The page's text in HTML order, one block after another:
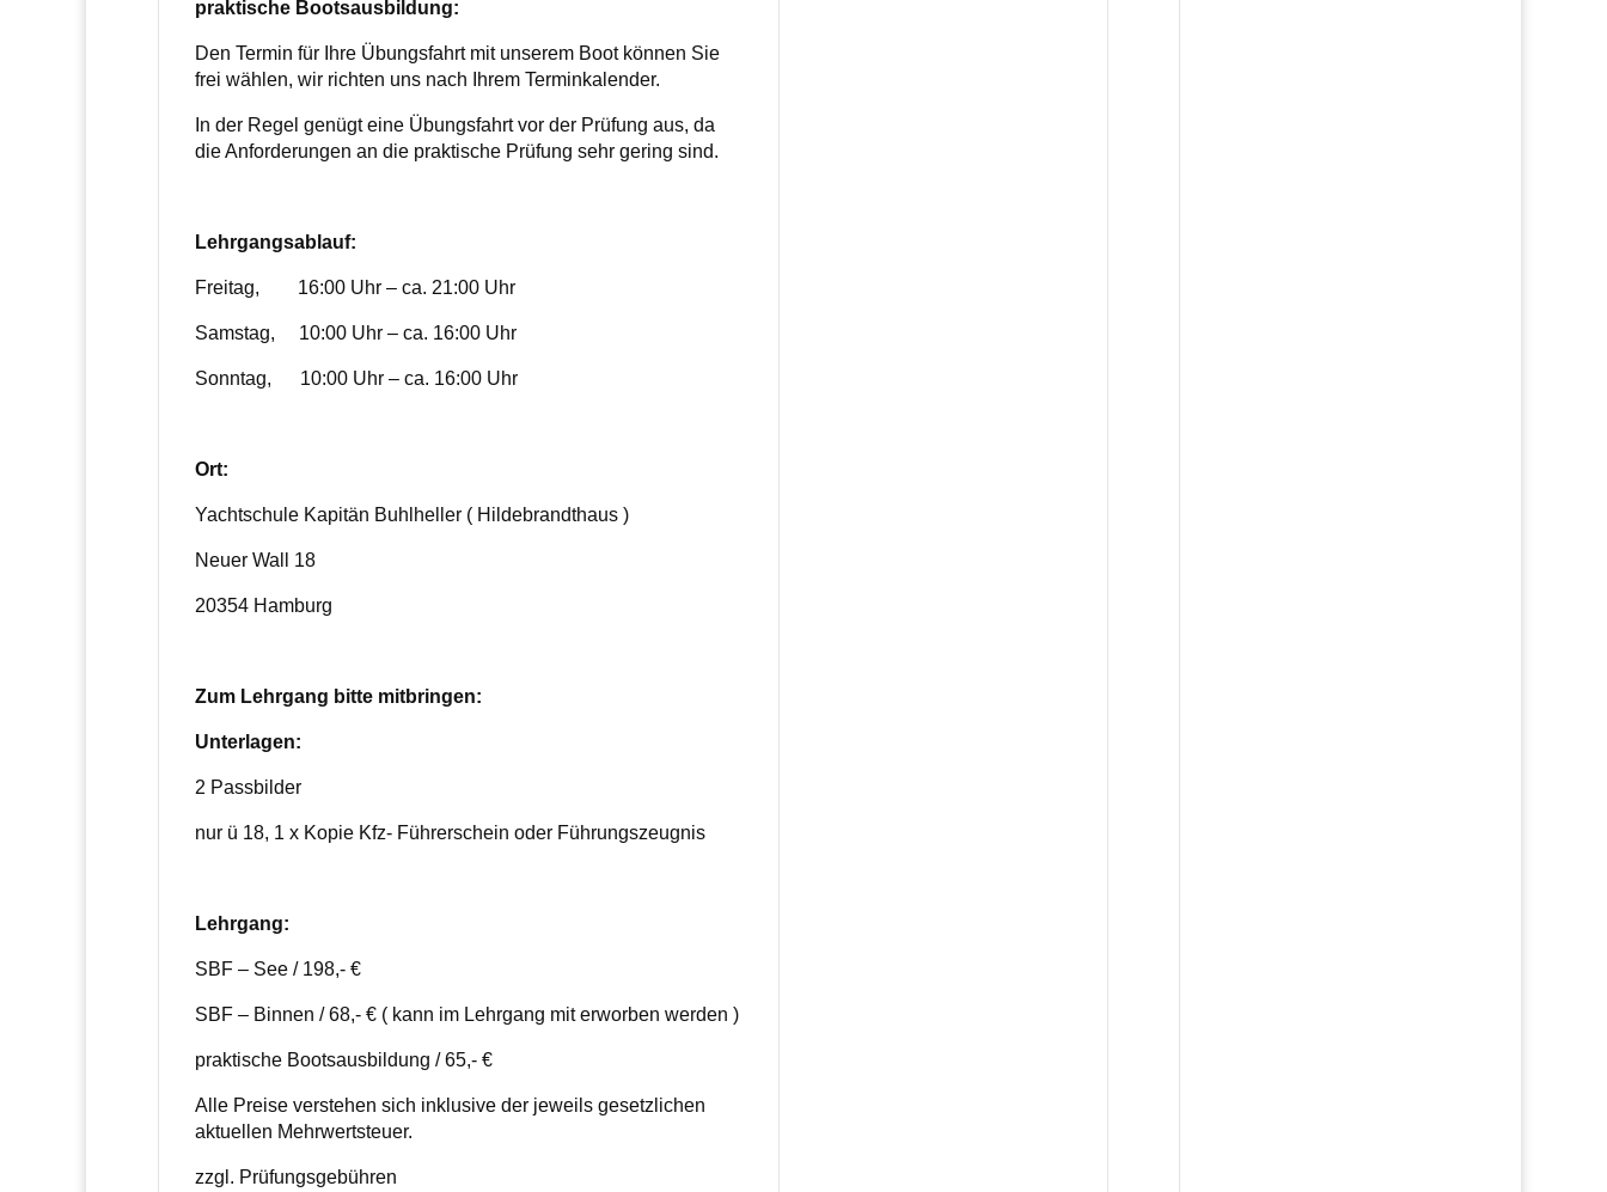
praktische Bootsausbildung:
Den Termin für Ihre Übungsfahrt mit unserem Boot können Sie
frei wählen, wir richten uns nach Ihrem Terminkalender.
In der Regel genügt eine Übungsfahrt vor der Prüfung aus, da
die Anforderungen an die praktische Prüfung sehr gering sind.
Lehrgangsablauf:
Freitag, 16:00 Uhr – ca. 21:00 Uhr
Samstag, 10:00 Uhr – ca. 16:00 Uhr
Sonntag, 10:00 Uhr – ca. 16:00 Uhr
Ort:
Yachtschule Kapitän Buhlheller ( Hildebrandthaus )
Neuer Wall 18
20354 Hamburg
Zum Lehrgang bitte mitbringen:
Unterlagen:
2 Passbilder
nur ü 18, 1 x Kopie Kfz- Führerschein oder Führungszeugnis
Lehrgang:
SBF – See / 198,- €
SBF – Binnen / 68,- € ( kann im Lehrgang mit erworben werden )
praktische Bootsausbildung / 65,- €
Alle Preise verstehen sich inklusive der jeweils gesetzlichen
aktuellen Mehrwertsteuer.
zzgl. Prüfungsgebühren